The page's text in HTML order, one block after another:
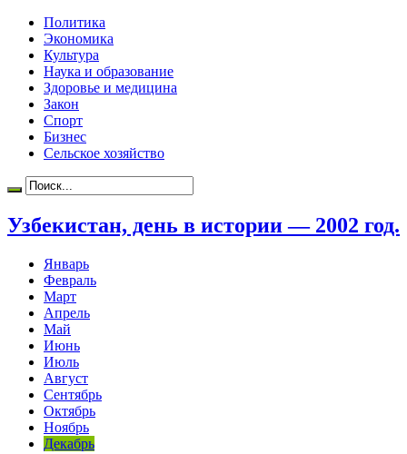
Политика
Экономика
Культура
Наука и образование
Здоровье и медицина
Закон
Спорт
Бизнес
Сельское хозяйство
Узбекистан, день в истории — 2002 год.
Январь
Февраль
Март
Апрель
Май
Июнь
Июль
Август
Сентябрь
Октябрь
Ноябрь
Декабрь